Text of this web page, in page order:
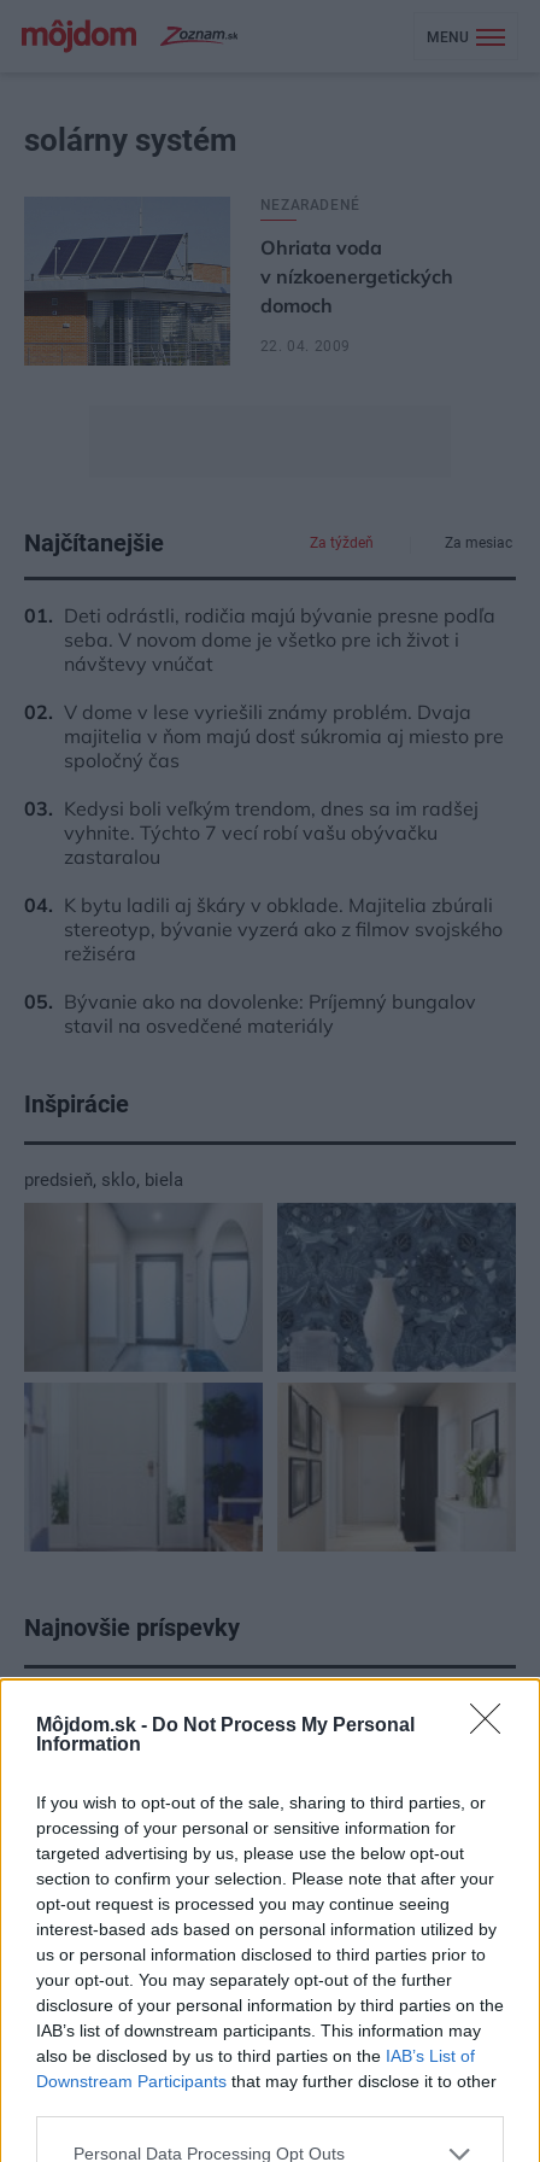
Môjdom.sk - Do Not Process My Personal
Information
If you wish to opt-out of the sale, sharing to third parties, or
processing of your personal or sensitive information for
targeted advertising by us, please use the below opt-out
section to confirm your selection. Please note that after your
opt-out request is processed you may continue seeing
interest-based ads based on personal information utilized by
us or personal information disclosed to third parties prior to
your opt-out. You may separately opt-out of the further
disclosure of your personal information by third parties on the
IAB’s list of downstream participants. This information may
also be disclosed by us to third parties on the IAB’s List of
Downstream Participants that may further disclose it to other
Please note that this website/app uses one or more Google
Personal Data Processing Opt Outs
MENU
solárny systém
NEZARADENÉ
Ohriata voda
v nízkoenergetických
domoch
22. 04. 2009
Najčítanejšie Za týždeň Za mesiac
Deti odrástli, rodičia majú bývanie presne podľa
seba. V novom dome je všetko pre ich život i
návštevy vnúčat
V dome v lese vyriešili známy problém. Dvaja
majitelia v ňom majú dosť súkromia aj miesto pre
spoločný čas
Kedysi boli veľkým trendom, dnes sa im radšej
vyhnite. Týchto 7 vecí robí vašu obývačku
zastaralou
K bytu ladili aj škáry v obklade. Majitelia zbúrali
stereotyp, bývanie vyzerá ako z filmov svojského
režiséra
Bývanie ako na dovolenke: Príjemný bungalov
stavil na osvedčené materiály
Inšpirácie
predsieň, sklo, biela
Najnovšie príspevky
Re: Takto sa rieši málo úložného miesta. V tomto byte
stačil jeden prvok | Môjdom.sk
My napríklad labky utierame hneď pri dverách a doma pred dvere
Re: Takto sa rieši málo úložného miesta. V tomto byte
stačil jeden prvok | Môjdom.sk
Dizajn je to nádherný, tá brezová preglejka a čisté línie vyzerajú super.
Ale vždy, keď…
Re: Toto je najväčší mýtus pri ošetrení dreva a môže vás
vyjsť draho. Ako ho ochrániť pred hnitím a škodcami?
clovek by cakal ze vysusene drahe drevo bolo predtym naparovane aby
sa zbavilo zarodkov skodcov...